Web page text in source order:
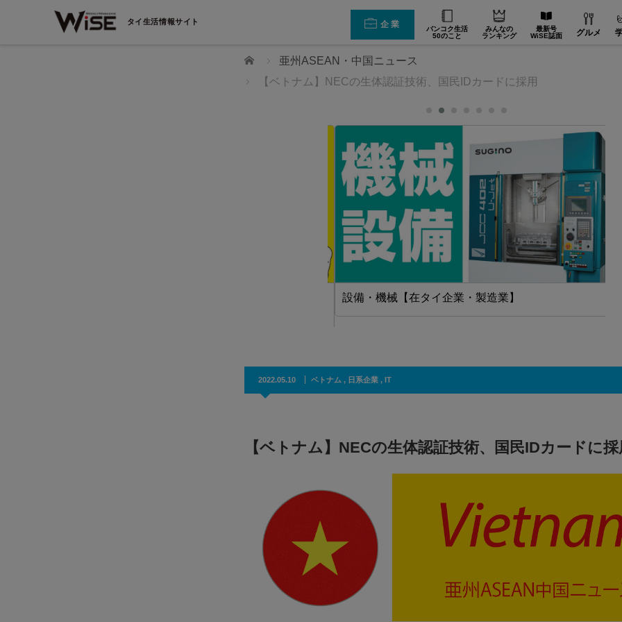
タイ生活情報サイト 企業
バンコク生活
50のこと
みんなの
ランキング
最新号
WiSE誌面
グルメ
ホーム
亜州ASEAN・中国ニュース
【ベトナム】NECの生体認証技術、国民IDカードに採用
設備・機械【在タイ企業・製造業】
2022.05.10 ベトナム , 日系企業 , IT
【ベトナム】NECの生体認証技術、国民IDカードに採